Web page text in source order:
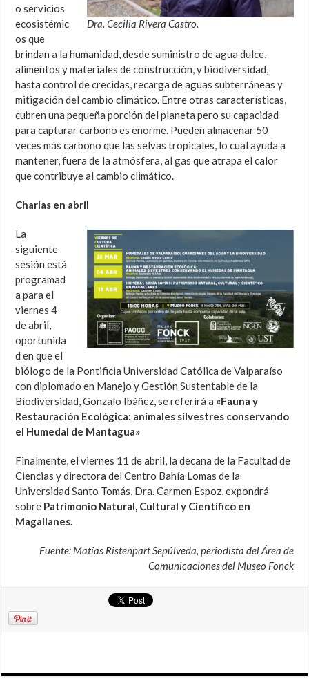
Dra. Cecilia Rivera Castro.
o servicios
ecosistémic
os que
brindan a la humanidad, desde suministro de agua dulce,
alimentos y materiales de construcción, y biodiversidad,
hasta control de crecidas, recarga de aguas subterráneas y
mitigación del cambio climático. Entre otras características,
cubren una pequeña porción del planeta pero su capacidad
para capturar carbono es enorme. Pueden almacenar 50
veces más carbono que las selvas tropicales, lo cual ayuda a
mantener, fuera de la atmósfera, al gas que atrapa el calor
que contribuye al cambio climático.
Charlas en abril
La
siguiente
sesión está
programad
a para el
viernes 4
de abril,
oportunida
d en que el
biólogo de la Pontificia Universidad Católica de Valparaíso
con diplomado en Manejo y Gestión Sustentable de la
Biodiversidad, Gonzalo Ibáñez, se referirá a «Fauna y
Restauración Ecológica: animales silvestres conservando
el Humedal de Mantagua»
Finalmente, el viernes 11 de abril, la decana de la Facultad de
Ciencias y directora del Centro Bahía Lomas de la
Universidad Santo Tomás, Dra. Carmen Espoz, expondrá
sobre Patrimonio Natural, Cultural y Científico en
Magallanes.
Fuente: Matías Ristenpart Sepúlveda, periodista del Área de
Comunicaciones del Museo Fonck